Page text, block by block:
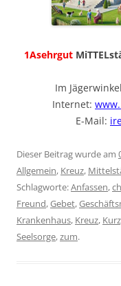
1Asehrgut
Im
Internet:
E-Mail:
Dieser Beitrag wurde am
Allgemein, Kreuz,
Schlagworte:Anfassen,
Freund,Gebet,
Krankenhaus, Kreuz,
Seelsorge,zum.